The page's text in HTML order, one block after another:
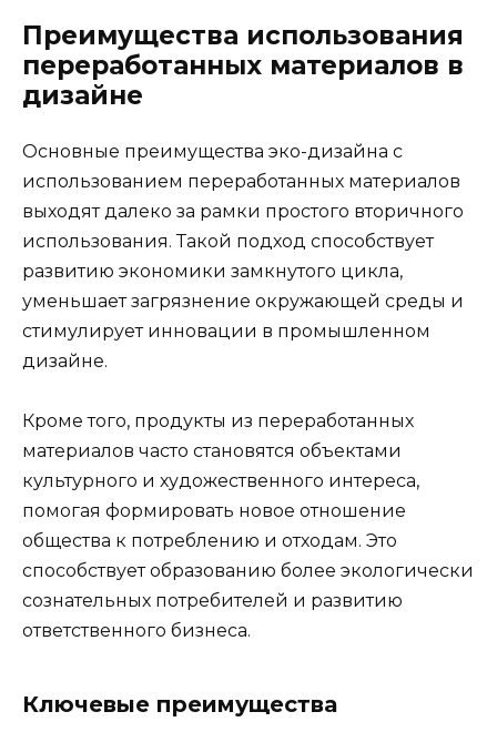
Преимущества использования
переработанных материалов в
дизайне
Основные преимущества эко-дизайна с
использованием переработанных материалов
выходят далеко за рамки простого вторичного
использования. Такой подход способствует
развитию экономики замкнутого цикла,
уменьшает загрязнение окружающей среды и
стимулирует инновации в промышленном
дизайне.
Кроме того, продукты из переработанных
материалов часто становятся объектами
культурного и художественного интереса,
помогая формировать новое отношение
общества к потреблению и отходам. Это
способствует образованию более экологически
сознательных потребителей и развитию
ответственного бизнеса.
Ключевые преимущества